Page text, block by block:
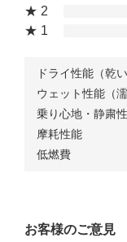
★ 2
★ 1
ドライ性能（乾
ウェット性能（
乗り心地・静粛性
摩耗性能
低燃費
お客様のご意見